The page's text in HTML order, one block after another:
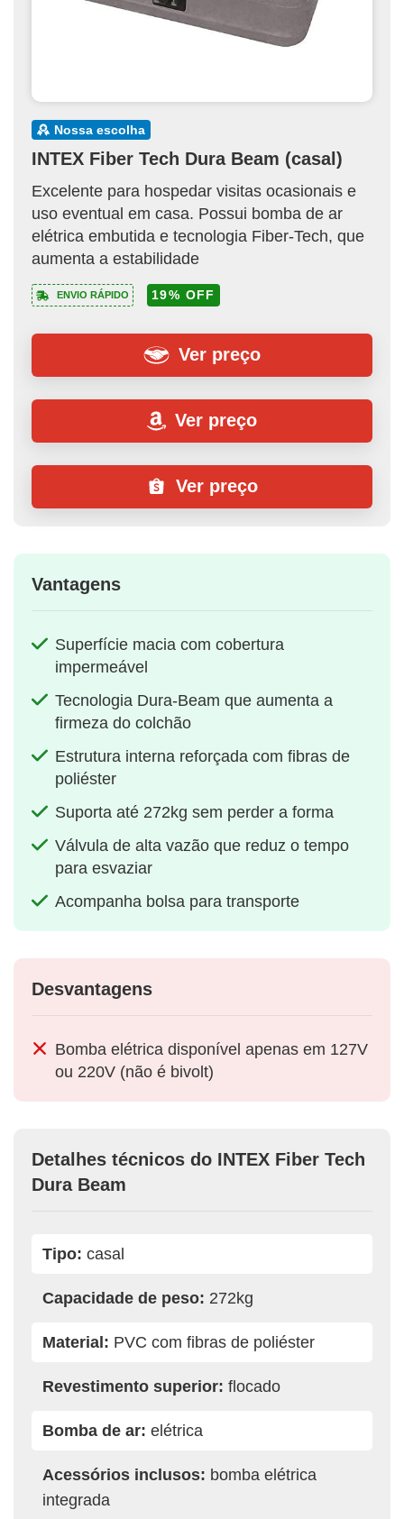
nossa escolha
INTEX Fiber Tech Dura Beam (casal)
Excelente para hospedar visitas ocasionais e
uso eventual em casa. Possui bomba de ar
elétrica embutida e tecnologia Fiber‑Tech, que
aumenta a estabilidade
ENVIO RÁPIDO 19% OFF
Ver preço
Ver preço
Ver preço
Vantagens
Superfície macia com cobertura
impermeável
Tecnologia Dura-Beam que aumenta a
firmeza do colchão
Estrutura interna reforçada com fibras de
poliéster
Suporta até 272kg sem perder a forma
Válvula de alta vazão que reduz o tempo
para esvaziar
Acompanha bolsa para transporte
Desvantagens
Bomba elétrica disponível apenas em 127V
ou 220V (não é bivolt)
Detalhes técnicos do INTEX Fiber Tech
Dura Beam
Tipo: casal
Capacidade de peso: 272kg
Material: PVC com fibras de poliéster
Revestimento superior: flocado
Bomba de ar: elétrica
Acessórios inclusos: bomba elétrica
integrada